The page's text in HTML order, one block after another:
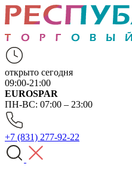
открыто сегодня
09:00-21:00
EUROSPAR
ПН-ВС: 07:00 – 23:00
+7 (831) 277-92-22